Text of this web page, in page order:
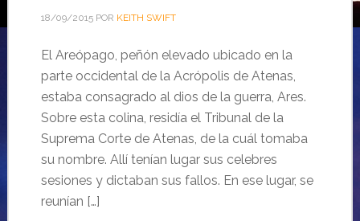
18/09/2015POR KEITH SWIFT
El Areópago, peñón elevado ubicado en la
parte occidental de la Acrópolis de Atenas,
estaba consagrado al dios de la guerra, Ares.
Sobre esta colina, residía el Tribunal de la
Suprema Corte de Atenas, de la cuál tomaba
su nombre. Allí tenían lugar sus celebres
sesiones y dictaban sus fallos. En ese lugar, se
reunían […]